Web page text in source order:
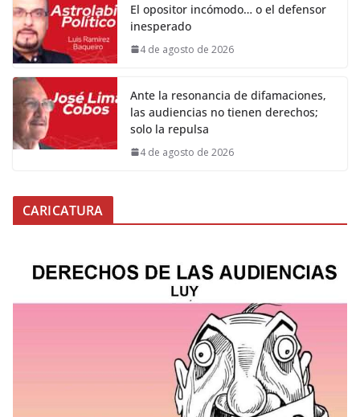
El opositor incómodo… o el defensor
inesperado
4 de agosto de 2026
Ante la resonancia de difamaciones,
las audiencias no tienen derechos;
solo la repulsa
4 de agosto de 2026
CARICATURA